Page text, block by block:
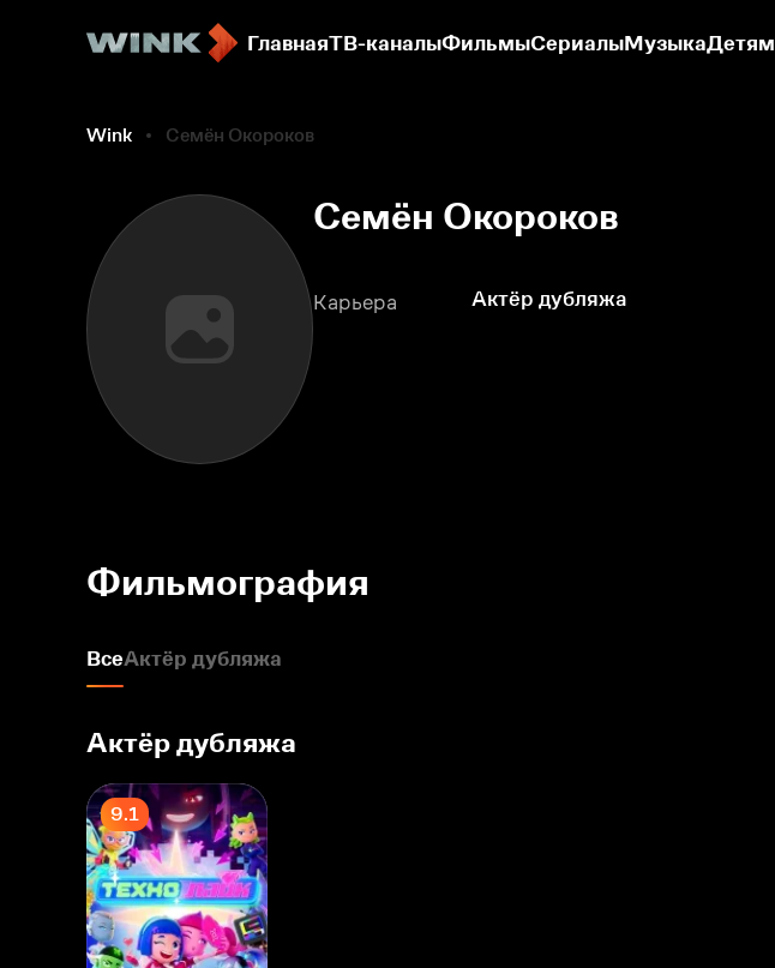
ГлавнаяТВ-каналыФильмыСериалыМузыкаДетям
Wink Семён Окороков
Семён Окороков
Карьера Актёр дубляжа
Фильмография
ВсеАктёр дубляжа
Актёр дубляжа
9.1